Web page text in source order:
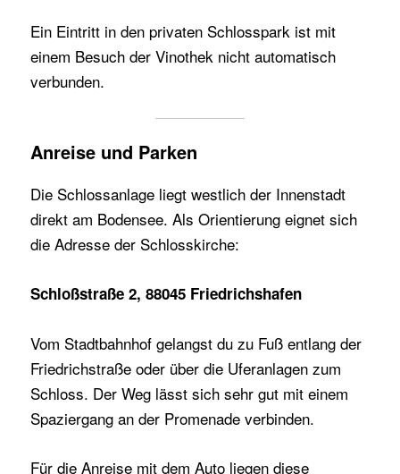
Ein Eintritt in den privaten Schlosspark ist mit
einem Besuch der Vinothek nicht automatisch
verbunden.
Anreise und Parken
Die Schlossanlage liegt westlich der Innenstadt
direkt am Bodensee. Als Orientierung eignet sich
die Adresse der Schlosskirche:
Schloßstraße 2, 88045 Friedrichshafen
Vom Stadtbahnhof gelangst du zu Fuß entlang der
Friedrichstraße oder über die Uferanlagen zum
Schloss. Der Weg lässt sich sehr gut mit einem
Spaziergang an der Promenade verbinden.
Für die Anreise mit dem Auto liegen diese